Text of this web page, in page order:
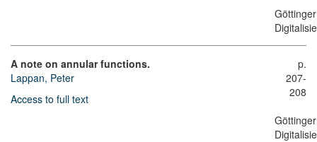
Göttinger
A note on annular functions.
Lappan, Peter
Access to full text
p.
207-
208
Göttinger